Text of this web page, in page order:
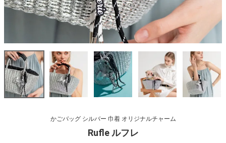
かごバッグ シルバー 巾着 オリジナルチャーム
Rufle ルフレ